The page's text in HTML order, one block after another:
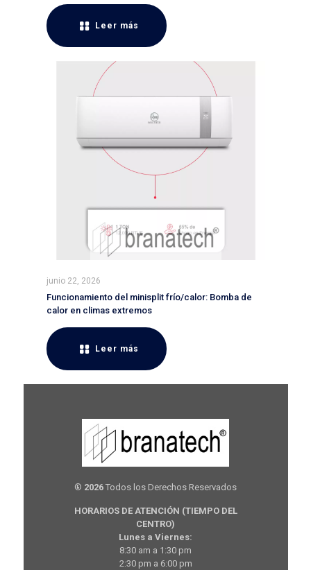
Leer más
junio 22, 2026
Funcionamiento del minisplit frío/calor: Bomba de
calor en climas extremos
Leer más
® 2026 Todos los Derechos Reservados
HORARIOS DE ATENCIÓN (TIEMPO DEL
CENTRO)
Lunes a Viernes:
8:30 am a 1:30 pm
2:30 pm a 6:00 pm